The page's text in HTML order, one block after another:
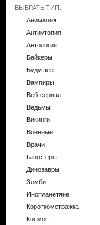
ВЫБРАТЬ ТИП:
Анимация
Антиутопия
Антология
Байкеры
Будущее
Вампиры
Веб-сериал
Ведьмы
Викинги
Военные
Врачи
Гангстеры
Динозавры
Зомби
Инопланетяне
Короткометражка
Космос